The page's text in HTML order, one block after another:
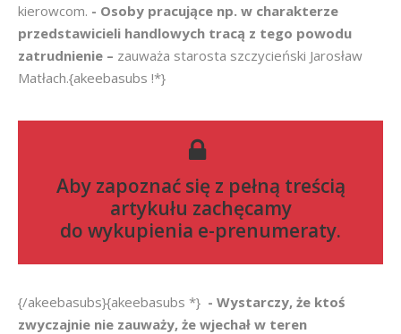
kierowcom. - Osoby pracujące np. w charakterze
przedstawicieli handlowych tracą z tego powodu
zatrudnienie – zauważa starosta szczycieński Jarosław
Matłach.{akeebasubs !*}
Aby zapoznać się z pełną treścią
artykułu zachęcamy
do wykupienia e-prenumeraty.
{/akeebasubs}{akeebasubs *} - Wystarczy, że ktoś
zwyczajnie nie zauważy, że wjechał w teren